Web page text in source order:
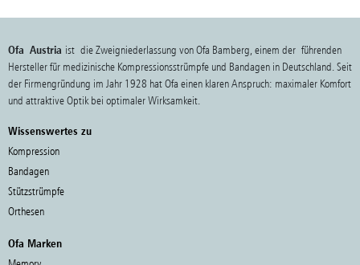
Ofa Austria ist die Zweigniederlassung von Ofa Bamberg, einem der führenden
Hersteller für medizinische Kompressionsstrümpfe und Bandagen in Deutschland. Seit
der Firmengründung im Jahr 1928 hat Ofa einen klaren Anspruch: maximaler Komfort
und attraktive Optik bei optimaler Wirksamkeit.
Wissenswertes zu
Kompression
Bandagen
Stützstrümpfe
Orthesen
Ofa Marken